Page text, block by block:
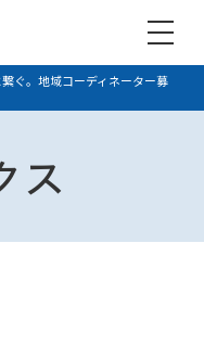
ぐ。地域コーディネーター募
ス